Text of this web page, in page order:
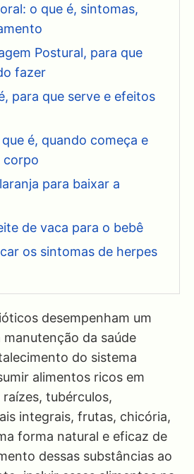
o que é, sintomas,
Postural, para que
fazer
para que serve e efeitos
é, quando começa e
corpo
para baixar a
de vaca para o bebê
os sintomas de herpes
desempenham um
manutenção da saúde
do sistema
alimentos ricos em
tubérculos,
integrais, frutas, chicória,
forma natural e eficaz de
dessas substâncias ao